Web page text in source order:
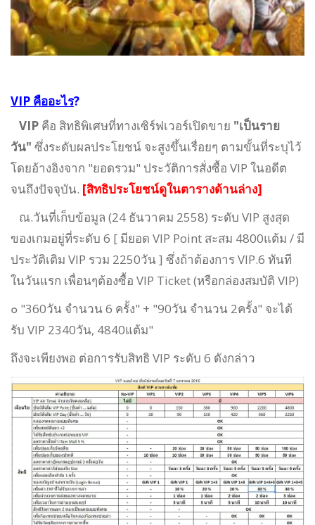
VIP คืออะไร?
VIP คือ สิทธิพิเศษที่ทางเซิร์ฟเวอร์เปิดขาย "เป็นราย
วัน" ซึ่งระดับผลประโยชน์ จะสูงขึ้นเรื่อยๆ ตามขั้นที่ระบุไว้
โดยอ้างอิงจาก "ยอดรวม" ประวัติการสั่งซื้อ VIP ในอดีต
จนถึงปัจจุบัน. [สิทธิประโยชน์ดูในตารางด้านล่าง]
ณ.วันที่เก็บข้อมูล (24 ธันวาคม 2558) ระดับ VIP สูงสุด
ของเกมอยู่ที่ระดับ 6 [ มียอด VIP Point สะสม 4800แต้ม / มี
ประวัติเติม VIP รวม 2250วัน ] ซึ่งถ้าต้องการ VIP.6 ทันที
ในวันแรก เพื่อนๆต้องซื้อ VIP Ticket (หรือกล่องสมบัติ VIP)
๐ "360วัน จำนวน 6 ครั้ง" + "90วัน จำนวน 2ครั้ง" จะได้
รับ VIP 2340วัน, 4840แต้ม"
ถึงจะเพียงพอ ต่อการรับสิทธิ VIP ระดับ 6 ดังกล่าว